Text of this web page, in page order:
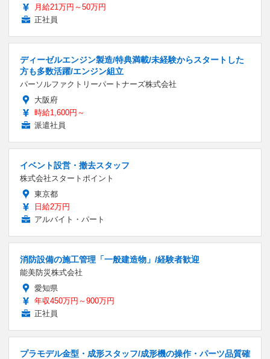
月給21万円～50万円
正社員
ディーゼルエンジン製造/特典満載/未経験からスタートした
方も多数活躍/エンジン組立
パーソルファクトリーパートナーズ株式会社
大阪府
時給1,600円～
派遣社員
イベント設営・撤去スタッフ
株式会社スタートポイント
東京都
日給2万円
アルバイト・パート
消防設備の施工管理「一般建造物」/経験者歓迎
能美防災株式会社
愛知県
年収450万円～900万円
正社員
プラモデル金型・成形スタッフ/成形機の操作・パーツ品質確